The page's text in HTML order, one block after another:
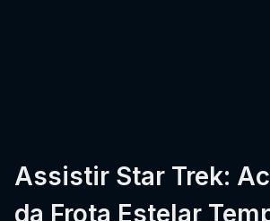
Assistir Star Trek:
da Frota Estelar